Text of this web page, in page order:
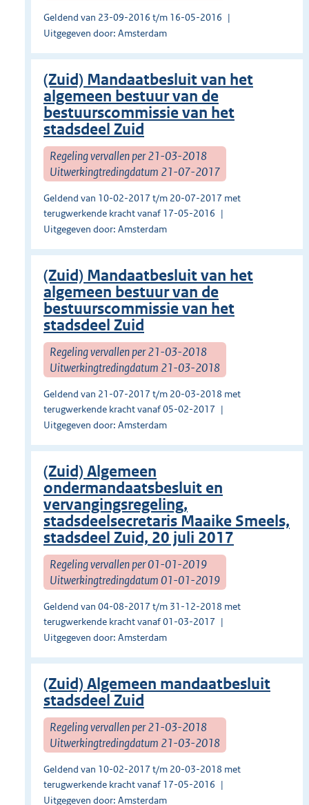
Geldend van 23-09-2016 t/m 16-05-2016
Uitgegeven door: Amsterdam
(Zuid) Mandaatbesluit van het
algemeen bestuur van de
bestuurscommissie van het
stadsdeel Zuid
Regeling vervallen per 21-03-2018
Uitwerkingtredingdatum 21-07-2017
Geldend van 10-02-2017 t/m 20-07-2017 met
terugwerkende kracht vanaf 17-05-2016
Uitgegeven door: Amsterdam
(Zuid) Mandaatbesluit van het
algemeen bestuur van de
bestuurscommissie van het
stadsdeel Zuid
Regeling vervallen per 21-03-2018
Uitwerkingtredingdatum 21-03-2018
Geldend van 21-07-2017 t/m 20-03-2018 met
terugwerkende kracht vanaf 05-02-2017
Uitgegeven door: Amsterdam
(Zuid) Algemeen
ondermandaatsbesluit en
vervangingsregeling,
stadsdeelsecretaris Maaike Smeels,
stadsdeel Zuid, 20 juli 2017
Regeling vervallen per 01-01-2019
Uitwerkingtredingdatum 01-01-2019
Geldend van 04-08-2017 t/m 31-12-2018 met
terugwerkende kracht vanaf 01-03-2017
Uitgegeven door: Amsterdam
(Zuid) Algemeen mandaatbesluit
stadsdeel Zuid
Regeling vervallen per 21-03-2018
Uitwerkingtredingdatum 21-03-2018
Geldend van 10-02-2017 t/m 20-03-2018 met
terugwerkende kracht vanaf 17-05-2016
Uitgegeven door: Amsterdam